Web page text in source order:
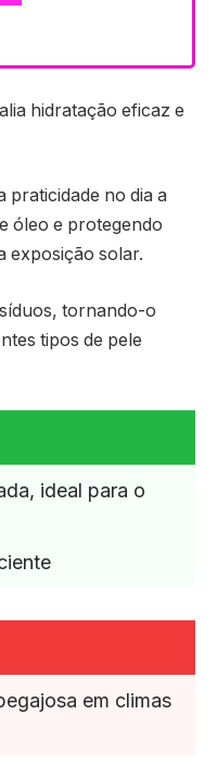
hidratação eficaz e
praticidade no dia a
óleo e protegendo
exposição solar.
tornando-o
tipos de pele
ideal para o
em climas